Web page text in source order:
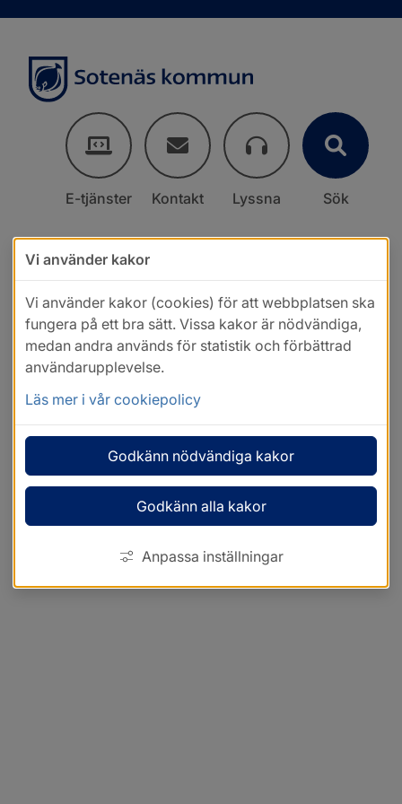
E-tjänster Kontakt Lyssna Sök
Vi använder kakor
Vi använder kakor (cookies) för att webbplatsen ska
fungera på ett bra sätt. Vissa kakor är nödvändiga,
medan andra används för statistik och förbättrad
användarupplevelse.
Läs mer i vår cookiepolicy
Godkänn nödvändiga kakor
Godkänn alla kakor
Anpassa inställningar